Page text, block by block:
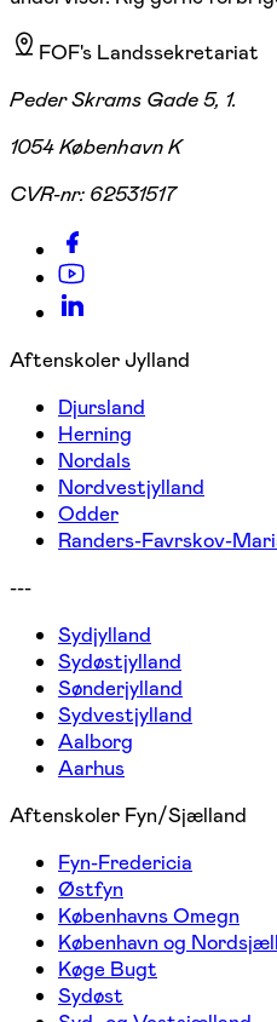
FOF's Landssekretariat
Peder Skrams Gade 5, 1.
1054 København K
CVR-nr: 62531517
Aftenskoler Jylland
Djursland
Herning
Nordals
Nordvestjylland
Odder
Randers-Favrskov-
---
Sydjylland
Sydøstjylland
Sønderjylland
Sydvestjylland
Aalborg
Aarhus
Aftenskoler Fyn/Sjælland
Fyn-Fredericia
Østfyn
Københavns Omegn
København og
Køge Bugt
Sydøst